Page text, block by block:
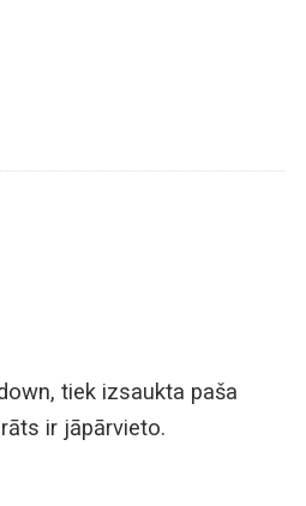
tiek izsaukta paša
ir jāpārvieto.